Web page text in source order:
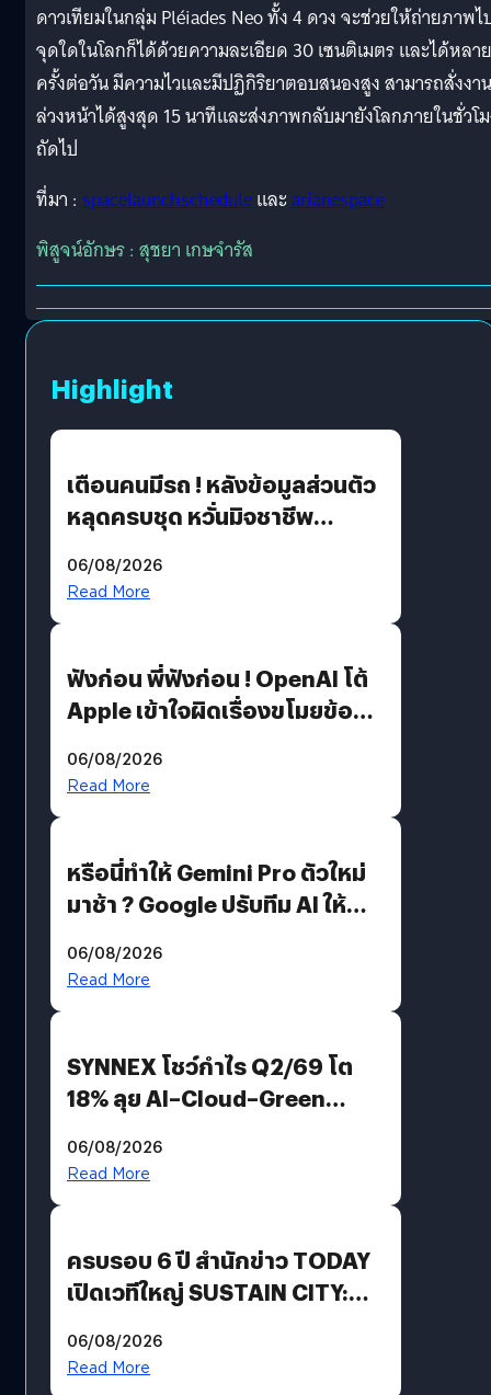
ดาวเทียมในกลุ่ม Pléiades Neo ทั้ง 4 ดวง จะช่วยให้ถ่ายภาพ
จุดใดในโลกก็ได้ด้วยความละเอียด 30 เซนติเมตร และได้หลาย
ครั้งต่อวัน มีความไวและมีปฏิกิริยาตอบสนองสูง สามารถสั่งงาน
ล่วงหน้าได้สูงสุด 15 นาทีและส่งภาพกลับมายังโลกภายในชั่วโ
ถัดไป
ที่มา : spacelaunchscheduleและarianespace
พิสูจน์อักษร : สุชยา เกษจำรัส
Highlight
เตือนคนมีรถ ! หลังข้อมูลส่วนตัว
หลุดครบชุด หวั่นมิจชาชีพ
รหัสผ่านหลุด ไม่ใช่แฮ็กเกอร์
06/08/2026
Read More
ฟังก่อน พี่ฟังก่อน ! OpenAI โต้
Apple เข้าใจผิดเรื่องขโมยข้อมูล
06/08/2026
Read More
หรือนี่ทำให้ Gemini Pro ตัวใหม่
มาช้า ? Google ปรับทีม AI ให้
AGI
06/08/2026
Read More
SYNNEX โชว์กำไร Q2/69 โต
18% ลุย AI–Cloud–Green
Revenue เร่งเครื่อง New
06/08/2026
Read More
ครบรอบ 6 ปี สำนักข่าว TODAY
เปิดเวทีใหญ่ SUSTAIN CITY:
แนวทางปรับตัวสู่เศรษฐกิจสี
06/08/2026
Read More